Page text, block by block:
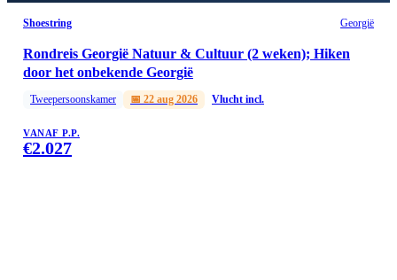
Shoestring Georgië
Rondreis Georgië Natuur & Cultuur (2 weken); Hiken
door het onbekende Georgië
Tweepersoonskamer 📅 22 aug 2026 Vlucht incl.
VANAF P.P.
€2.027